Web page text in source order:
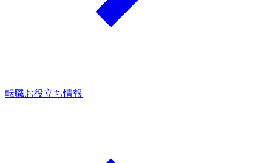
転職お役立ち情報